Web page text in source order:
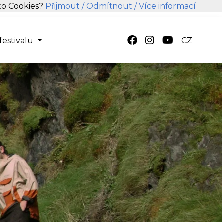
CZ
Cookies? Přijmout / Odmítnout / Více informací